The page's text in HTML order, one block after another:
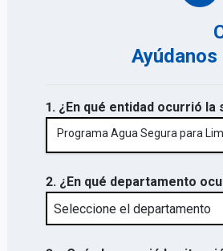
1. ¿En qué entidad ocurrió
Programa Agua Segura para
2. ¿En qué departamento